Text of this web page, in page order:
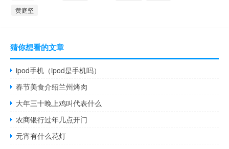
黄庭坚
猜你想看的文章
ipod手机（ipod是手机吗）
春节美食介绍兰州烤肉
大年三十晚上鸡叫代表什么
农商银行过年几点开门
元宵有什么花灯